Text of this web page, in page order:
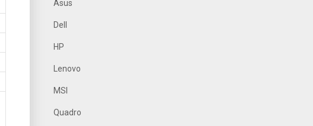
Asus
Dell
HP
Lenovo
MSI
Quadro